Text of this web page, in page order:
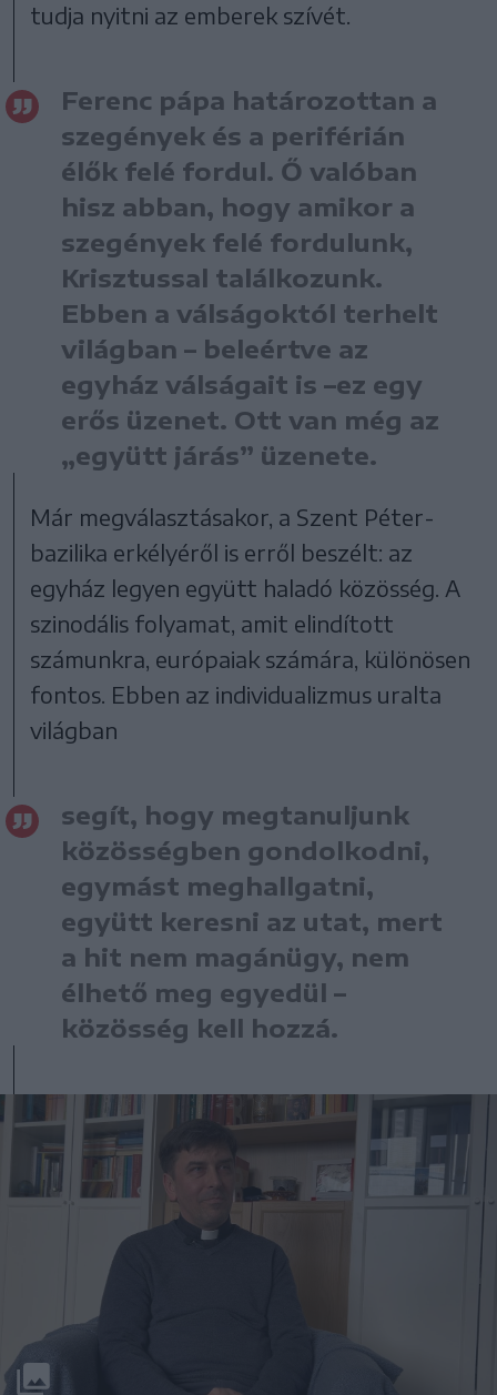
tudja nyitni az emberek szívét.
Ferenc pápa határozottan a
szegények és a periférián
élők felé fordul. Ő valóban
hisz abban, hogy amikor a
szegények felé fordulunk,
Krisztussal találkozunk.
Ebben a válságoktól terhelt
világban – beleértve az
egyház válságait is –ez egy
erős üzenet. Ott van még az
„együtt járás” üzenete.
Már megválasztásakor, a Szent Péter-
bazilika erkélyéről is erről beszélt: az
egyház legyen együtt haladó közösség. A
szinodális folyamat, amit elindított
számunkra, európaiak számára, különösen
fontos. Ebben az individualizmus uralta
világban
segít, hogy megtanuljunk
közösségben gondolkodni,
egymást meghallgatni,
együtt keresni az utat, mert
a hit nem magánügy, nem
élhető meg egyedül –
közösség kell hozzá.